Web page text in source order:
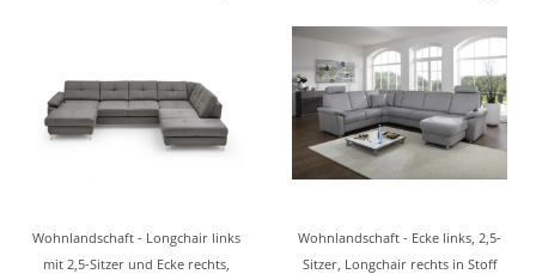
Wohnlandschaft - Longchair links
mit 2,5-Sitzer und Ecke rechts,
Wohnlandschaft - Ecke links, 2,5-
Sitzer, Longchair rechts in Stoff